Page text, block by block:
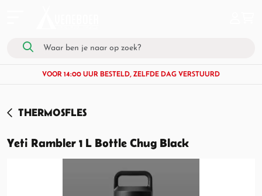
VOOR 14:00 UUR BESTELD, ZELFDE DAG VERSTUURD
THERMOSFLES
Yeti Rambler 1 L Bottle Chug Black